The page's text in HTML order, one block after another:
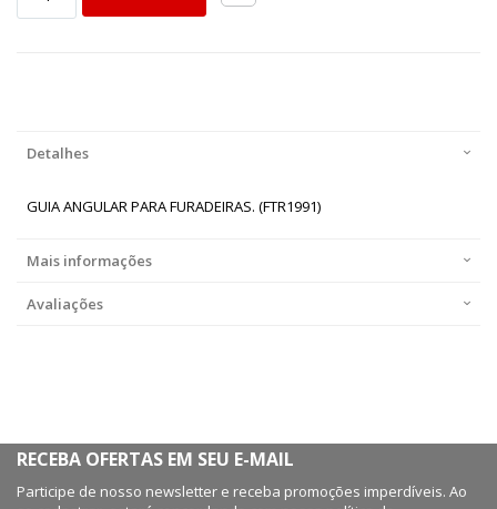
Detalhes
GUIA ANGULAR PARA FURADEIRAS. (FTR1991)
Mais informações
Avaliações
RECEBA OFERTAS EM SEU E-MAIL
Participe de nosso newsletter e receba promoções imperdíveis. Ao